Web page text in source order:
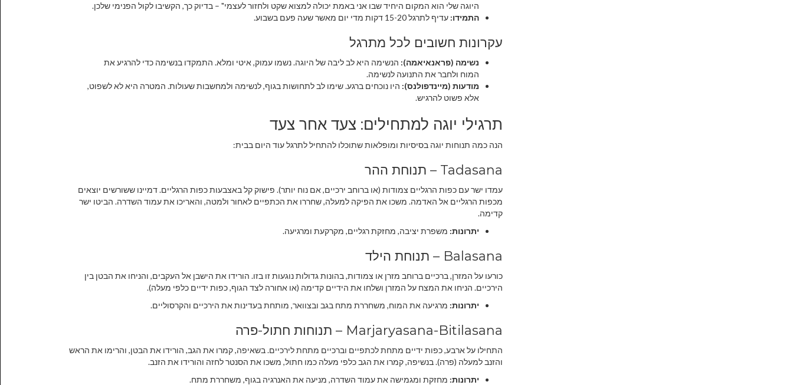
היוגה שלי הוא המקום היחיד שבו אני באמת יכולה למצוא שקט ולחזור לעצמי" – בדיוק כך, הקשיבו לקול הפנימי שלכן.
התמידו: עדיף לתרגל 15-20 דקות מדי יום מאשר שעה פעם בשבוע.
עקרונות חשובים לכל מתרגל
נשימה (פראנאיאמה): הנשימה היא לב ליבה של היוגה. נשמו עמוק, איטי ומלא. התמקדו בנשימה כדי להרגיע את
המוח ולחבר את התנועה לנשימה.
מודעות (מיינדפולנס): היו נוכחים ברגע. שימו לב לתחושות בגוף, לנשימה ולמחשבות שעולות. המטרה היא לא לשפוט,
אלא פשוט להרגיש.
תרגילי יוגה למתחילים: צעד אחר צעד
הנה כמה תנוחות יוגה בסיסיות ומופלאות שתוכלו להתחיל לתרגל עוד היום בבית:
Tadasana – תנוחת ההר
עמדו ישר עם כפות הרגליים צמודות (או ברוחב ירכיים, אם נוח יותר). פישוק קל באצבעות כפות הרגליים. דמיינו ששורשים יוצאים
מכפות הרגליים אל האדמה. משכו את הפיקה למעלה, שחררו את הכתפיים לאחור ולמטה, והאריכו את עמוד השדרה. הביטו ישר
קדימה.
יתרונות: משפרת יציבה, מחזקת רגליים, מקרקעת ומרגיעה.
Balasana – תנוחת הילד
כורעו על המזרן, ברכיים ברוחב מזרן או צמודות, בהונות גדולות נוגעות זו בזו. הורידו את הישבן אל העקבים, והניחו את הבטן בין
הירכיים. הניחו את המצח על המזרן ושלחו את הידיים קדימה (או אחורה לצד הגוף, כפות ידיים כלפי מעלה).
יתרונות: מרגיעה את המוח, משחררת מתח בגב ובצוואר, מותחת בעדינות את הירכיים והקרסוליים.
Marjaryasana-Bitilasana – תנוחות חתול-פרה
התחילו על ארבע, כפות ידיים מתחת לכתפיים וברכיים מתחת לירכיים. בשאיפה, קמרו את הגב, הורידו את הבטן, והרימו את הראש
והזנב למעלה (פרה). בנשיפה, קמרו את הגב כלפי מעלה כמו חתול, משכו את הסנטר לחזה והורידו את הזנב.
יתרונות: מחזקת ומגמישה את עמוד השדרה, מניעה את האנרגיה בגוף, משחררת מתח.